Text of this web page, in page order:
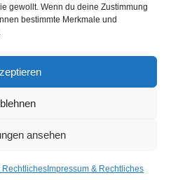
gewollt. Wenn du deine Zustimmung
bestimmte Merkmale und
ansehen
Rechtliches Impressum & Rechtliches